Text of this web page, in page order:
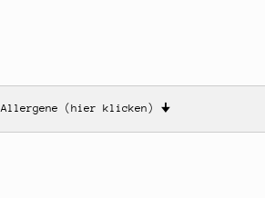
Allergene (hier klicken) 🠋